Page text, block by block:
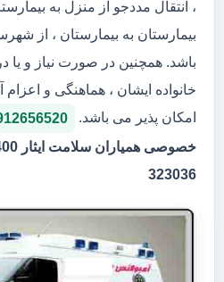
، انتقال مددجو از منزل به
بیمارستان به بیمارستان ، از
باشد. همچنین در صورت نیاز و یا
خانواده ایشان ، هماهنگی و اعزام
امکان پذیر می باشد.
323036